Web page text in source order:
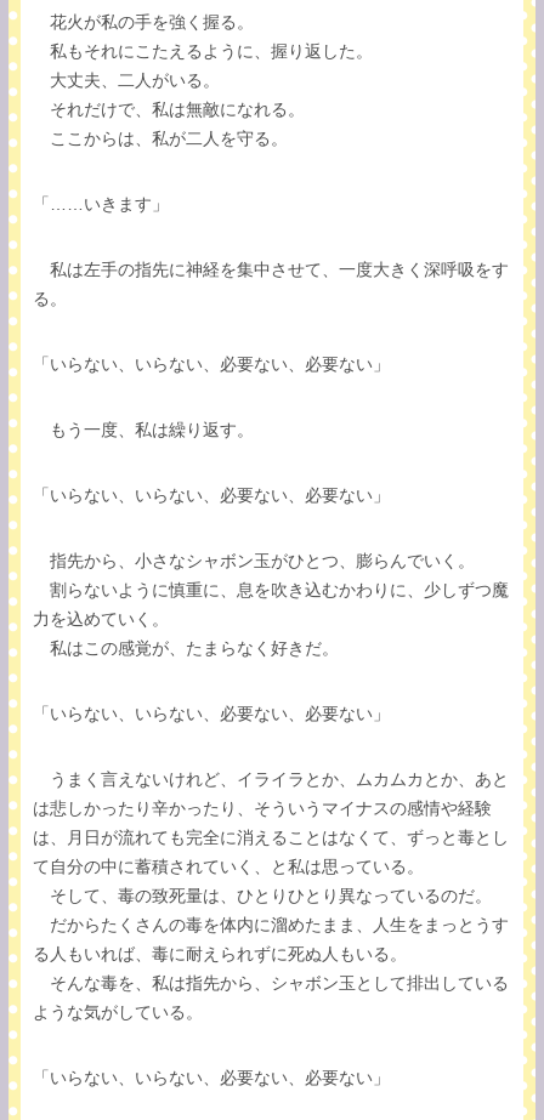
花火が私の手を強く握る。
私もそれにこたえるように、握り返した。
大丈夫、二人がいる。
それだけで、私は無敵になれる。
ここからは、私が二人を守る。
「……いきます」
私は左手の指先に神経を集中させて、一度大きく深呼吸をす
る。
「いらない、いらない、必要ない、必要ない」
もう一度、私は繰り返す。
「いらない、いらない、必要ない、必要ない」
指先から、小さなシャボン玉がひとつ、膨らんでいく。
割らないように慎重に、息を吹き込むかわりに、少しずつ魔
力を込めていく。
私はこの感覚が、たまらなく好きだ。
「いらない、いらない、必要ない、必要ない」
うまく言えないけれど、イライラとか、ムカムカとか、あと
は悲しかったり辛かったり、そういうマイナスの感情や経験
は、月日が流れても完全に消えることはなくて、ずっと毒とし
て自分の中に蓄積されていく、と私は思っている。
そして、毒の致死量は、ひとりひとり異なっているのだ。
だからたくさんの毒を体内に溜めたまま、人生をまっとうす
る人もいれば、毒に耐えられずに死ぬ人もいる。
そんな毒を、私は指先から、シャボン玉として排出している
ような気がしている。
「いらない、いらない、必要ない、必要ない」